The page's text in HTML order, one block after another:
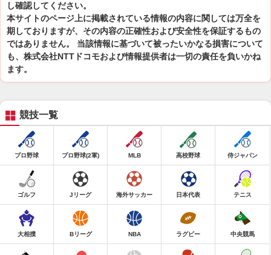
し確認してください。
本サイトのページ上に掲載されている情報の内容に関しては万全を
期しておりますが、その内容の正確性および安全性を保証するもの
ではありません。 当該情報に基づいて被ったいかなる損害について
も、株式会社NTTドコモおよび情報提供者は一切の責任を負いかね
ます。
競技一覧
プロ野球 プロ野球(2軍) MLB 高校野球 侍ジャパン
ゴルフ Jリーグ 海外サッカー 日本代表 テニス
大相撲 Bリーグ NBA ラグビー 中央競馬